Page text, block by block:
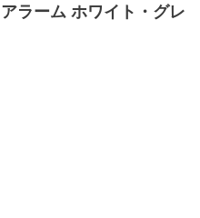
ラーム ホワイト・グレ